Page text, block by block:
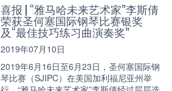
喜报 | “雅马哈未来艺术家”李斯倩
荣获圣何塞国际钢琴比赛银奖
及“最佳技巧练习曲演奏奖”
2019年07月10日
2019年6月16日至6月23日，圣何塞国际钢
琴比赛（SJIPC）在美国加利福尼亚州举